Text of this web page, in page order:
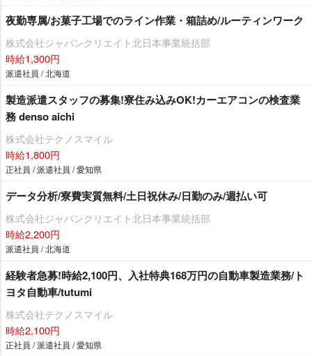
夜勤専属/お菓子工場でのライン作業・箱詰め/ルーティンワーク
株式会社ジャパンクリエイト北日本事業統括部
時給1,300円
派遣社員 / 北海道
製造派遣スタッフの募集!寮住み込みOK!カーエアコンの検査業
務 denso aichi
株式会社テクノスマイル
時給1,800円
正社員 / 派遣社員 / 愛知県
データ分析/寮費実質無料/土日祝休み/日勤のみ/週払い可
株式会社ジャパンクリエイト北日本事業統括部
時給2,200円
派遣社員 / 北海道
経験者急募!時給2,100円、入社特典168万円の自動車製造業務/ト
ヨタ自動車/tutumi
株式会社テクノスマイル
時給2,100円
正社員 / 派遣社員 / 愛知県